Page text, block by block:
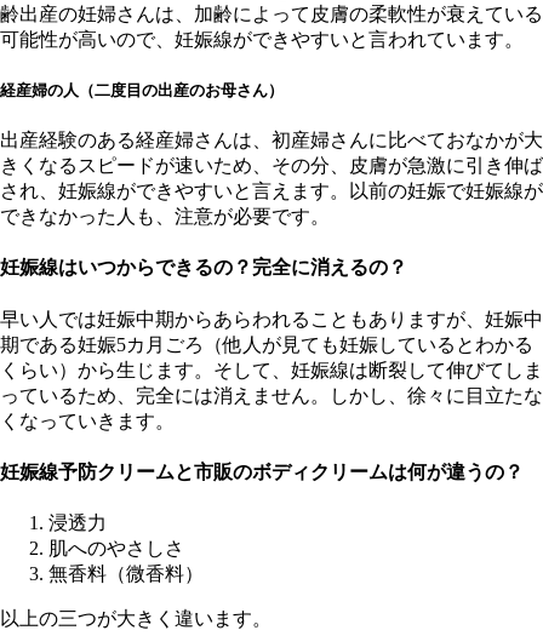
齢出産の妊婦さんは、加齢によって皮膚の柔軟性が衰えている
可能性が高いので、妊娠線ができやすいと言われています。
経産婦の人（二度目の出産のお母さん）
出産経験のある経産婦さんは、初産婦さんに比べておなかが大
きくなるスピードが速いため、その分、皮膚が急激に引き伸ば
され、妊娠線ができやすいと言えます。以前の妊娠で妊娠線が
できなかった人も、注意が必要です。
妊娠線はいつからできるの？完全に消えるの？
早い人では妊娠中期からあらわれることもありますが、妊娠中
期である妊娠5カ月ごろ（他人が見ても妊娠しているとわかる
くらい）から生じます。そして、妊娠線は断裂して伸びてしま
っているため、完全には消えません。しかし、徐々に目立たな
くなっていきます。
妊娠線予防クリームと市販のボディクリームは何が違うの？
浸透力
肌へのやさしさ
無香料（微香料）
以上の三つが大きく違います。